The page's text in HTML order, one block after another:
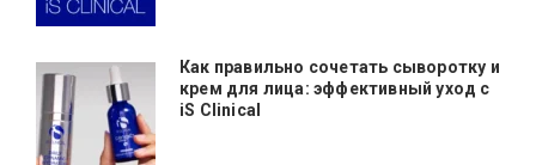
Как правильно сочетать сыворотку и
крем для лица: эффективный уход с
iS Clinical